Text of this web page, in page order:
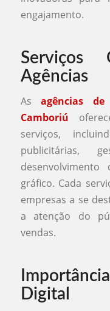
engajamento.
Serviços
Agências
Asagências
Camboriú
serviços,
publicitárias,
gráfico. Cada
empresas a se
a atenção do
vendas.
Digital